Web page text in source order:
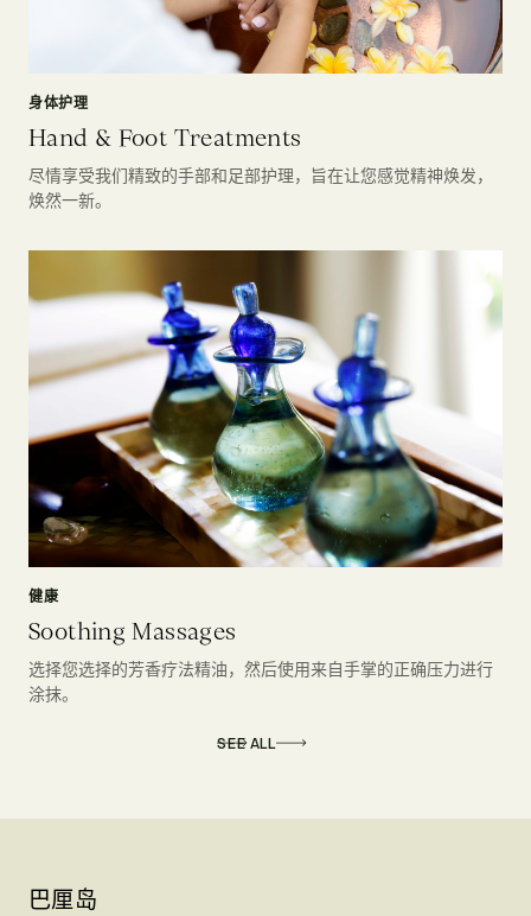
SEE ALL
身体护理
Hand & Foot Treatments
尽情享受我们精致的手部和足部护理，旨在让您感觉精神焕发，
焕然一新。
健康
Soothing Massages
选择您选择的芳香疗法精油，然后使用来自手掌的正确压力进行
涂抹。
巴厘岛